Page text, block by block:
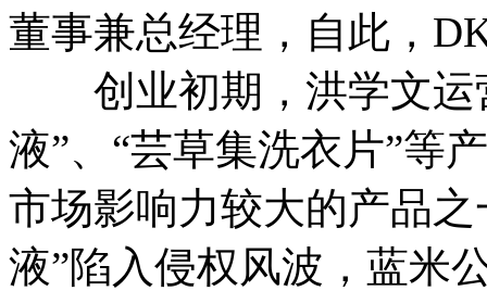
董事兼总经理，自此，
创业初期，洪学文运
液”、“芸草集洗衣片”等
市场影响力较大的产品
液”陷入侵权风波，蓝米